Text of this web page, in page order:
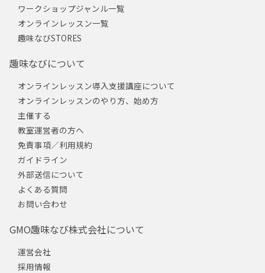
ワークショップジャンル一覧
オンラインレッスン一覧
趣味なびSTORES
趣味なびについて
オンラインレッスン導入支援講座について
オンラインレッスンのやり方、始め方
主催する
教室運営者の方へ
免責事項／利用規約
ガイドライン
外部送信について
よくある質問
お問い合わせ
GMO趣味なび株式会社について
運営会社
採用情報